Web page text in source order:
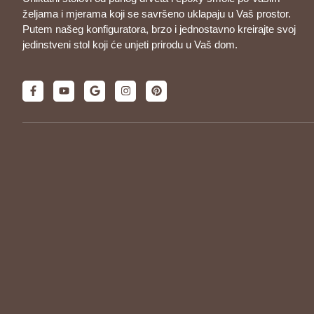
željama i mjerama koji se savršeno uklapaju u Vaš prostor.
Putem našeg konfiguratora, brzo i jednostavno kreirajte svoj
jedinstveni stol koji će unjeti prirodu u Vaš dom.